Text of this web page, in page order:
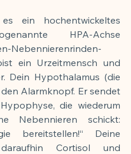
ein hochentwickeltes
HPA-Achse
Nebennierenrinden-
ein Urzeitmensch und
Dein Hypothalamus (die
Alarmknopf. Er sendet
die wiederum
Nebennieren schickt:
bereitstellen!“ Deine
Cortisol und